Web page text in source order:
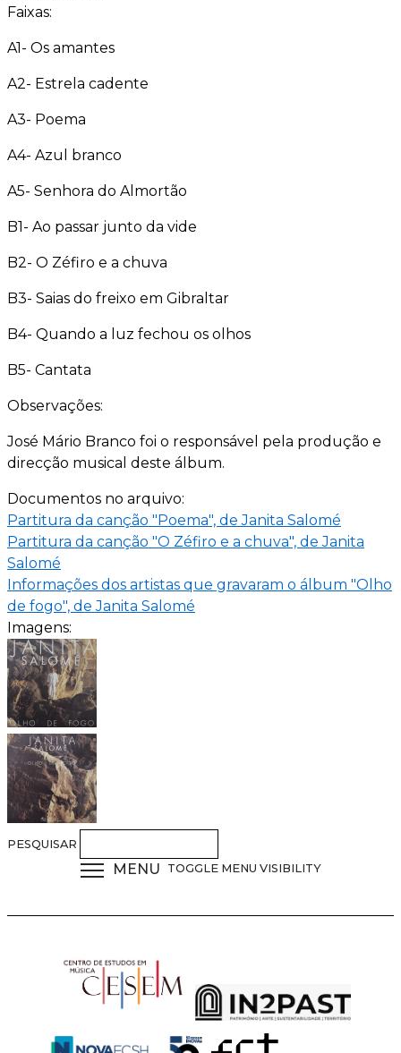
Faixas:
A1- Os amantes
A2- Estrela cadente
A3- Poema
A4- Azul branco
A5- Senhora do Almortão
B1- Ao passar junto da vide
B2- O Zéfiro e a chuva
B3- Saias do freixo em Gibraltar
B4- Quando a luz fechou os olhos
B5- Cantata
Observações:
José Mário Branco foi o responsável pela produção e
direcção musical deste álbum.
Documentos no arquivo:
Partitura da canção "Poema", de Janita Salomé
Partitura da canção "O Zéfiro e a chuva", de Janita
Salomé
Informações dos artistas que gravaram o álbum "Olho
de fogo", de Janita Salomé
Imagens:
PESQUISAR
MENU TOGGLE MENU VISIBILITY